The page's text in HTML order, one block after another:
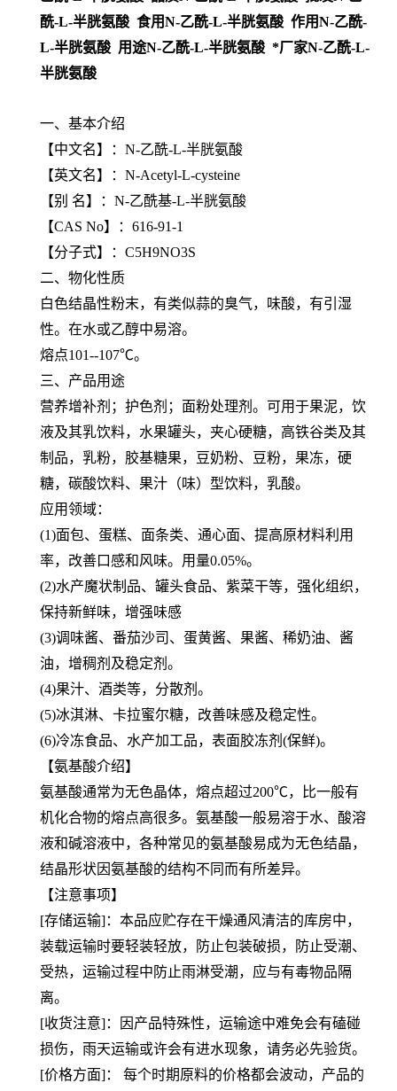
酰-L-半胱氨酸 食用N-乙酰-L-半胱氨酸 作用N-乙酰-
L-半胱氨酸 用途N-乙酰-L-半胱氨酸 *厂家N-乙酰-L-
半胱氨酸
一、基本介绍
【中文名】：N-乙酰-L-半胱氨酸
【英文名】：N-Acetyl-L-cysteine
【别 名】：N-乙酰基-L-半胱氨酸
【CAS No】：616-91-1
【分子式】：C5H9NO3S
二、物化性质
白色结晶性粉末，有类似蒜的臭气，味酸，有引湿
性。在水或乙醇中易溶。
熔点101--107℃。
三、产品用途
营养增补剂；护色剂；面粉处理剂。可用于果泥，饮
液及其乳饮料，水果罐头，夹心硬糖，高铁谷类及其
制品，乳粉，胶基糖果，豆奶粉、豆粉，果冻，硬
糖，碳酸饮料、果汁（味）型饮料，乳酸。
应用领域：
(1)面包、蛋糕、面条类、通心面、提高原材料利用
率，改善口感和风味。用量0.05%。
(2)水产魔状制品、罐头食品、紫菜干等，强化组织，
保持新鲜味，增强味感
(3)调味酱、番茄沙司、蛋黄酱、果酱、稀奶油、酱
油，增稠剂及稳定剂。
(4)果汁、酒类等，分散剂。
(5)冰淇淋、卡拉蜜尔糖，改善味感及稳定性。
(6)冷冻食品、水产加工品，表面胶冻剂(保鲜)。
【氨基酸介绍】
氨基酸通常为无色晶体，熔点超过200℃，比一般有
机化合物的熔点高很多。氨基酸一般易溶于水、酸溶
液和碱溶液中，各种常见的氨基酸易成为无色结晶，
结晶形状因氨基酸的结构不同而有所差异。
【注意事项】
[存储运输]：本品应贮存在干燥通风清洁的库房中，
装载运输时要轻装轻放，防止包装破损，防止受潮、
受热，运输过程中防止雨淋受潮，应与有毒物品隔
离。
[收货注意]：因产品特殊性，运输途中难免会有磕碰
损伤，雨天运输或许会有进水现象，请务必先验货。
[价格方面]： 每个时期原料的价格都会波动，产品的